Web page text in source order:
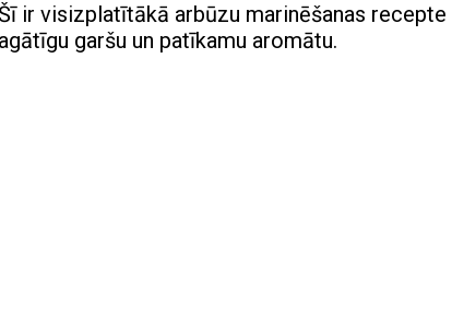
ir visizplatītākā arbūzu marinēšanas recepte
garšu un patīkamu aromātu.